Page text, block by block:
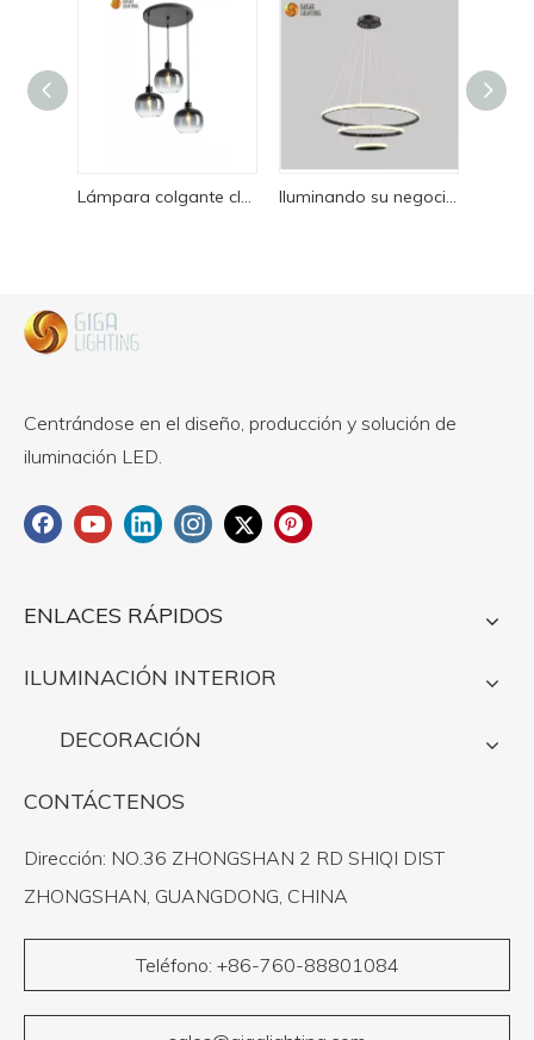
Lámpara colgante clásica de cristal ahumado con 3 luces, base redonda, lámpara de comedor para cafetería Iluminando su negocio: luces colgantes tipo anillo LED de primera calidad para espacios comerciales: mejore el ambiente y mejore la imagen de marca con calidad y eficiencia energética
Centrándose en el diseño, producción y solución de
iluminación LED.
ENLACES RÁPIDOS
ILUMINACIÓN INTERIOR
DECORACIÓN
CONTÁCTENOS
Dirección: NO.36 ZHONGSHAN 2 RD SHIQI DIST
ZHONGSHAN, GUANGDONG, CHINA
Teléfono: +86-760-88801084